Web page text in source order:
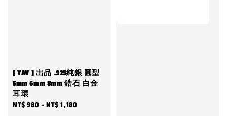
[ YAV ] 出品 .925純銀 圓型
5mm 6mm 8mm 鋯石 白金
耳環
Regular
NT$ 980 -NT$ 1,180